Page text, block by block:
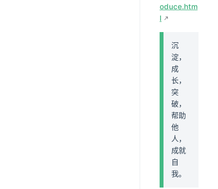
oduce.htm
l
沉
淀，
成
长，
突
破，
帮助
他
人，
成就
自
我。